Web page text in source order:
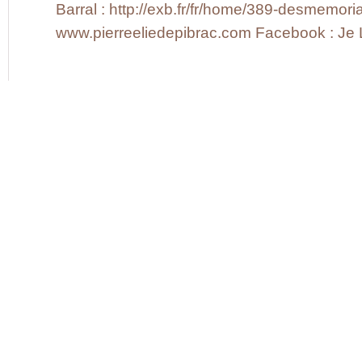
Barral : http://exb.fr/fr/home/389-
www.pierreeliedepibrac.com Facebook : Je